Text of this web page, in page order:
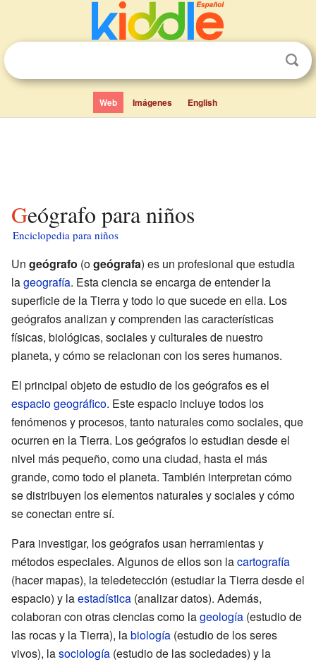
Web Imágenes English
Geógrafo para niños
Enciclopedia para niños
Un geógrafo (ogeógrafa) es un profesional que estudia
lageografía. Esta ciencia se encarga de entender la
superficie de la Tierra y todo lo que sucede en ella. Los
geógrafos analizan y comprenden las características
físicas, biológicas, sociales y culturales de nuestro
planeta, y cómo se relacionan con los seres humanos.
El principal objeto de estudio de los geógrafos es el
espacio geográfico. Este espacio incluye todos los
fenómenos y procesos, tanto naturales como sociales, que
ocurren en la Tierra. Los geógrafos lo estudian desde el
nivel más pequeño, como una ciudad, hasta el más
grande, como todo el planeta. También interpretan cómo
se distribuyen los elementos naturales y sociales y cómo
se conectan entre sí.
Para investigar, los geógrafos usan herramientas y
métodos especiales. Algunos de ellos son lacartografía
(hacer mapas), la teledetección (estudiar la Tierra desde el
espacio) y laestadística (analizar datos). Además,
colaboran con otras ciencias como lageología (estudio de
las rocas y la Tierra), labiología (estudio de los seres
vivos), lasociología (estudio de las sociedades) y la